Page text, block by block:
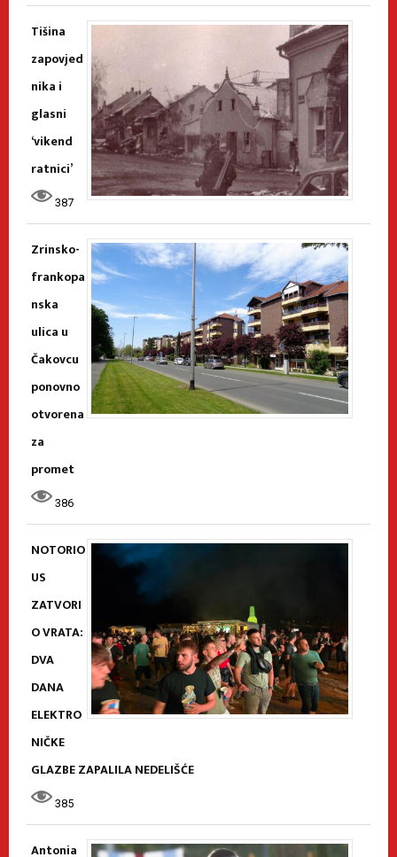
Tišina
zapovjed
nika i
glasni
‘vikend
ratnici’
387
Zrinsko-
frankopa
nska
ulica u
Čakovcu
ponovno
otvorena
za
promet
386
NOTORIO
US
ZATVORI
O VRATA:
DVA
DANA
ELEKTRO
NIČKE
GLAZBE ZAPALILA NEDELIŠĆE
385
Antonia